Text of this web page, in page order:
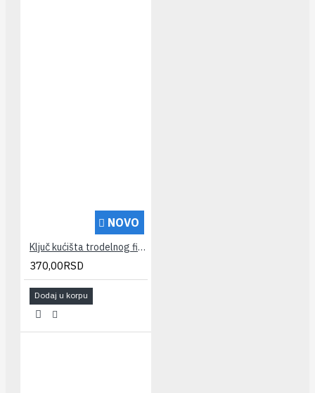
NOVO
Ključ kućišta trodelnog filtera za vodu AQUAMAX
370,00RSD
Dodaj u korpu